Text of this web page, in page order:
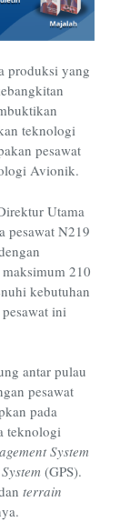
produksi yang
teknologi
pesawat
Avionik.
Utama
pesawat N219
210
kebutuhan
ini
antar pulau
pesawat
pada
teknologi
System
(GPS).
terrain